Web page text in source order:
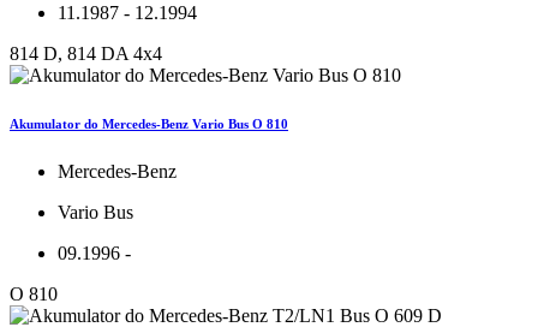
11.1987 - 12.1994
814 D, 814 DA 4x4
Akumulator do Mercedes-Benz Vario Bus O 810
Mercedes-Benz
Vario Bus
09.1996 -
O 810